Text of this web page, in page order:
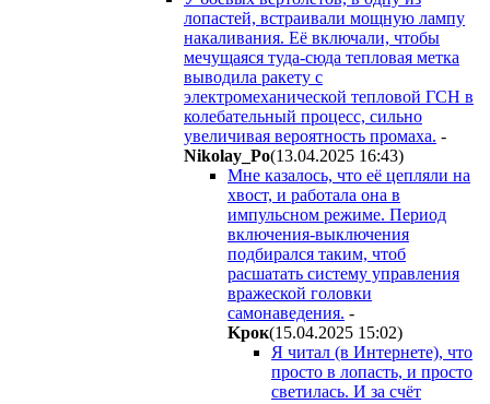
лопастей, встраивали мощную лампу
накаливания. Её включали, чтобы
мечущаяся туда-сюда тепловая метка
выводила ракету с
электромеханической тепловой ГСН в
колебательный процесс, сильно
увеличивая вероятность промаха. -
Nikolay_Po(13.04.2025 16:43)
Мне казалось, что её цепляли на
хвост, и работала она в
импульсном режиме. Период
включения-выключения
подбирался таким, чтоб
расшатать систему управления
вражеской головки
самонаведения. -
Kpoк(15.04.2025 15:02)
Я читал (в Интернете), что
просто в лопасть, и просто
светилась. И за счёт